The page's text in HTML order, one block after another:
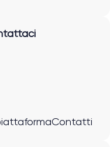
Contatti